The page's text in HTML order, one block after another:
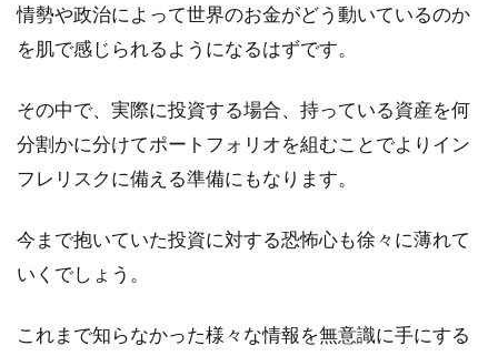
情勢や政治によって世界のお金がどう動いているのか
を肌で感じられるようになるはずです。
その中で、実際に投資する場合、持っている資産を何
分割かに分けてポートフォリオを組むことでよりイン
フレリスクに備える準備にもなります。
今まで抱いていた投資に対する恐怖心も徐々に薄れて
いくでしょう。
これまで知らなかった様々な情報を無意識に手にする